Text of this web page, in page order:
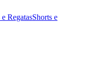
RegatasShorts e